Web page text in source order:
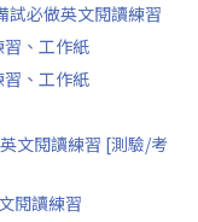
試必做英文閱讀練習
、工作紙
、工作紙
文閱讀練習 [測驗/考
閱讀練習